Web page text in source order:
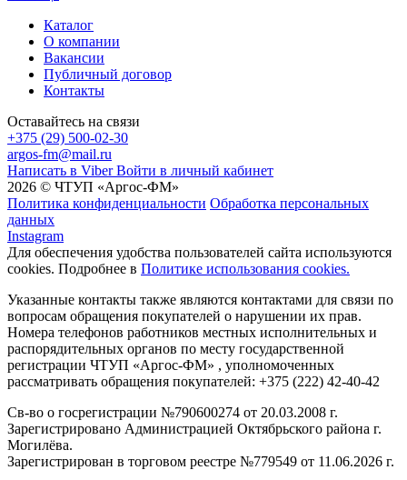
Каталог
О компании
Вакансии
Публичный договор
Контакты
Оставайтесь на связи
+375 (29) 500-02-30
argos-fm@mail.ru
Написать в Viber Войти в личный кабинет
2026 © ЧТУП «Аргос-ФМ»
Политика конфиденциальности Обработка персональных
данных
Instagram
Для обеспечения удобства пользователей сайта используются
cookies. Подробнее в Политике использования cookies.
Указанные контакты также являются контактами для связи по
вопросам обращения покупателей о нарушении их прав.
Номера телефонов работников местных исполнительных и
распорядительных органов по месту государственной
регистрации ЧТУП «Аргос-ФМ» , уполномоченных
рассматривать обращения покупателей: +375 (222) 42-40-42
Св-во о госрегистрации №790600274 от 20.03.2008 г.
Зарегистрировано Администрацией Октябрьского района г.
Могилёва.
Зарегистрирован в торговом реестре №779549 от 11.06.2026 г.